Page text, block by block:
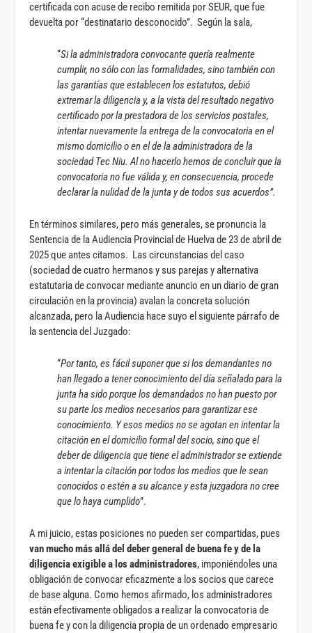
certificada con acuse de recibo remitida por SEUR, que fue
devuelta por “destinatario desconocido”. Según la sala,
“Si la administradora convocante quería realmente
cumplir, no sólo con las formalidades, sino también con
las garantías que establecen los estatutos, debió
extremar la diligencia y, a la vista del resultado negativo
certificado por la prestadora de los servicios postales,
intentar nuevamente la entrega de la convocatoria en el
mismo domicilio o en el de la administradora de la
sociedad Tec Niu. Al no hacerlo hemos de concluir que la
convocatoria no fue válida y, en consecuencia, procede
declarar la nulidad de la junta y de todos sus acuerdos”.
En términos similares, pero más generales, se pronuncia la
Sentencia de la Audiencia Provincial de Huelva de 23 de abril de
2025 que antes citamos. Las circunstancias del caso
(sociedad de cuatro hermanos y sus parejas y alternativa
estatutaria de convocar mediante anuncio en un diario de gran
circulación en la provincia) avalan la concreta solución
alcanzada, pero la Audiencia hace suyo el siguiente párrafo de
la sentencia del Juzgado:
“Por tanto, es fácil suponer que si los demandantes no
han llegado a tener conocimiento del día señalado para la
junta ha sido porque los demandados no han puesto por
su parte los medios necesarios para garantizar ese
conocimiento. Y esos medios no se agotan en intentar la
citación en el domicilio formal del socio, sino que el
deber de diligencia que tiene el administrador se extiende
a intentar la citación por todos los medios que le sean
conocidos o estén a su alcance y esta juzgadora no cree
que lo haya cumplido”.
A mi juicio, estas posiciones no pueden ser compartidas, pues
van mucho más allá del deber general de buena fe y de la
diligencia exigible a los administradores, imponiéndoles una
obligación de convocar eficazmente a los socios que carece
de base alguna. Como hemos afirmado, los administradores
están efectivamente obligados a realizar la convocatoria de
buena fe y con la diligencia propia de un ordenado empresario